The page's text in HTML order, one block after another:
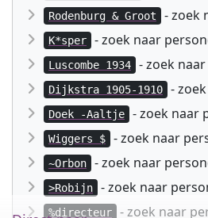
Rodenburg & Groot - zoek
K*sper - zoek naar
Luscombe 1934 - zoek
Dijkstra 1905-1910 -
Doek -Aaltje - zoek naar
Wiggers $ - zoek naar
~Orbon - zoek naar
>Robijn - zoek naar
%directeur - zoek naar